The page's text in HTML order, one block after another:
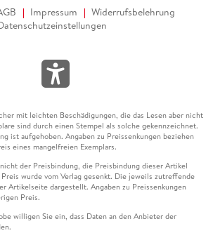
Impressum
Widerrufsbelehrung
mit leichten Beschädigungen, die das Lesen aber nicht
sind durch einen Stempel als solche gekennzeichnet.
ist aufgehoben. Angaben zu Preissenkungen beziehen
eines mangelfreien Exemplars.
der Preisbindung, die Preisbindung dieser Artikel
wurde vom Verlag gesenkt. Die jeweils zutreffende
Artikelseite dargestellt. Angaben zu Preissenkungen
Preis.
willigen Sie ein, dass Daten an den Anbieter der